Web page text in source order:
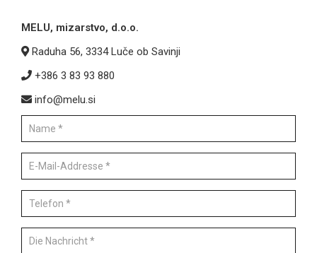
MELU, mizarstvo, d.o.o.
Raduha 56, 3334 Luče ob Savinji
+386 3 83 93 880
info@melu.si